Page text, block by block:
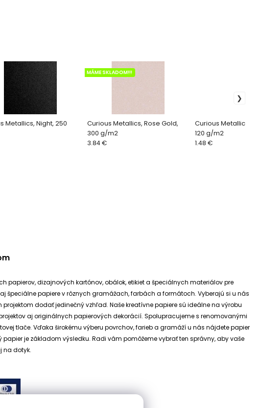
Metallics, Night, 250
Curious Metallics, Rose Gold,
300 g/m2
MÁME SKLADOM!!!
3.84 €
Curious Metallics,
120 g/m2
1.48 €
papierov, dizajnových kartónov, obálok, etikiet a špeciálnych materiálov pre
špeciálne papiere v rôznych gramážach, farbách a formátoch. Vyberajú si u nás
projektom dodať jedinečný vzhľad. Naše kreatívne papiere sú ideálne na výrobu
aj originálnych papierových dekorácií. Spolupracujeme s renomovanými
tlače. Vďaka širokému výberu povrchov, farieb a gramáží u nás nájdete papier
papier je základom výsledku. Radi vám pomôžeme vybrať ten správny, aby vaše
na dotyk.